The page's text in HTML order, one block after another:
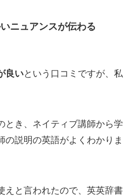
ニュアンスが伝わる
良いという口コミですが、私
とき、ネイティブ講師から学
の説明の英語がよくわかりま
えと言われたので、英英辞書